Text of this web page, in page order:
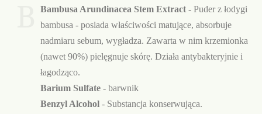
Bambusa Arundinacea Stem Extract - Puder z łodygi
bambusa - posiada właściwości matujące, absorbuje
nadmiaru sebum, wygładza. Zawarta w nim krzemionka
(nawet 90%) pielęgnuje skórę. Działa antybakteryjnie i
łagodząco.
Barium Sulfate - barwnik
Benzyl Alcohol - Substancja konserwująca.